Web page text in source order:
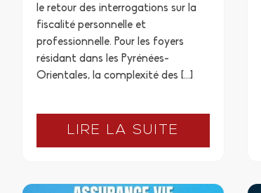
le retour des interrogations sur la
fiscalité personnelle et
professionnelle. Pour les foyers
résidant dans les Pyrénées-
Orientales, la complexité des […]
LIRE LA SUITE